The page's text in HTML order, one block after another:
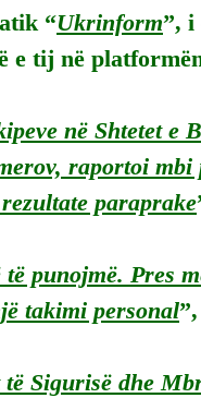
“Ukrinform”, i
e tij në
në Shtetet
raportoi
paraprake
të punojmë. Pres
takimi personal
Sigurisë dhe